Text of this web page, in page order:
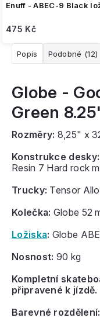
Enuff - ABEC-9 Black
475 Kč
Popis Podobné (12)
Globe -
Green
Rozměry: 8,25" x
Konstrukce desky:
Resin 7 Hard rock
Trucky: Tensor
Kolečka: Globe 52
Ložiska: Globe
Nosnost: 90 kg
Kompletní
připravené k jízdě.
Barevné rozdělení: